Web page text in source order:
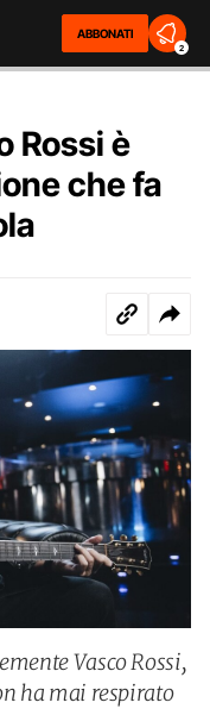
ABBONATI
2
Rossi è
che fa
Vasco Rossi,
ha mai respirato